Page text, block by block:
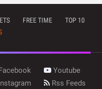
FREE TIME
TOP 10
Youtube
Rss Feeds